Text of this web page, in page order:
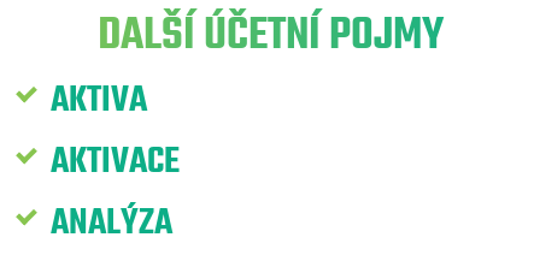
DALŠÍ ÚČETNÍ POJMY
AKTIVA
AKTIVACE
ANALÝZA